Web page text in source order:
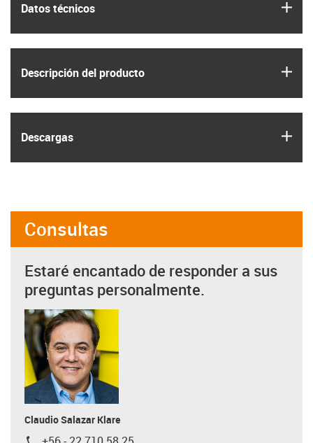
Datos técnicos
Descripción del producto
Descargas
Consultas
Estaré encantado de responder a sus
preguntas personalmente.
Claudio Salazar Klare